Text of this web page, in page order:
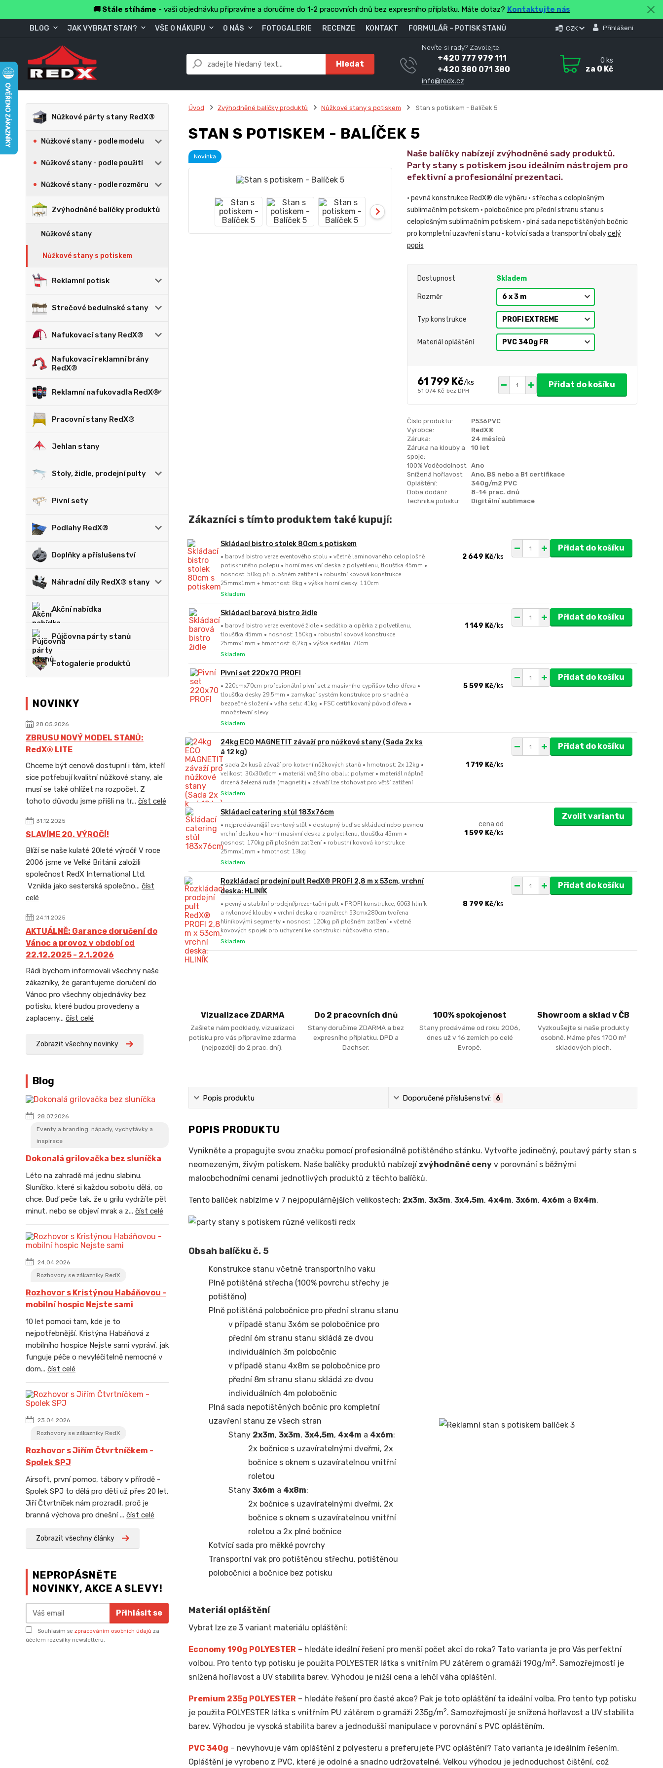
🚚 Stále stíháme - vaši objednávku připravíme a doručíme do 1-2 pracovních dnů bez expresního příplatku. Máte dotaz? Kontaktujte nás
BLOG JAK VYBRAT STAN? VŠE O NÁKUPU O NÁS FOTOGALERIE RECENZE KONTAKT FORMULÁŘ – POTISK STANŮ CZK Přihlášení
Hledat
Nevíte si rady? Zavolejte.
+420 777 979 111
+420 380 071 380
info@redx.cz
0 ks
za 0 Kč
Nůžkové párty stany RedX®
Nůžkové stany - podle modelu
Nůžkové stany - podle použití
Nůžkové stany - podle rozměru
Zvýhodněné balíčky produktů
Nůžkové stany
Nůžkové stany s potiskem
Reklamní potisk
Strečové beduínské stany
Nafukovací stany RedX®
Nafukovací reklamní brány
RedX®
Reklamní nafukovadla RedX®
Pracovní stany RedX®
Jehlan stany
Stoly, židle, prodejní pulty
Pivní sety
Podlahy RedX®
Doplňky a příslušenství
Náhradní díly RedX® stany
Akční nabídka
Půjčovna párty stanů
Fotogalerie produktů
NOVINKY
28.05.2026
ZBRUSU NOVÝ MODEL STANŮ:
RedX® LITE
Chceme být cenově dostupní i těm, kteří
sice potřebují kvalitní nůžkové stany, ale
musí se také ohlížet na rozpočet. Z
tohoto důvodu jsme přišli na tr... číst celé
31.12.2025
SLAVÍME 20. VÝROČÍ!
Blíží se naše kulaté 20leté výročí! V roce
2006 jsme ve Velké Británii založili
společnost RedX International Ltd.
Vznikla jako sesterská společno... číst
celé
24.11.2025
AKTUÁLNĚ: Garance doručení do
Vánoc a provoz v období od
22.12.2025 - 2.1.2026
Rádi bychom informovali všechny naše
zákazníky, že garantujeme doručení do
Vánoc pro všechny objednávky bez
potisku, které budou provedeny a
zaplaceny... číst celé
Zobrazit všechny novinky
Blog
28.07.2026
Eventy a branding: nápady, vychytávky a
inspirace
Dokonalá grilovačka bez sluníčka
Léto na zahradě má jednu slabinu.
Sluníčko, které si každou sobotu dělá, co
chce. Buď peče tak, že u grilu vydržíte pět
minut, nebo se objeví mrak a z... číst celé
24.04.2026
Rozhovory se zákazníky RedX
Rozhovor s Kristýnou Habáňovou -
mobilní hospic Nejste sami
10 let pomoci tam, kde je to
nejpotřebnější. Kristýna Habáňová z
mobilního hospice Nejste sami vypráví, jak
funguje péče o nevyléčitelně nemocné v
dom... číst celé
23.04.2026
Rozhovory se zákazníky RedX
Rozhovor s Jiřím Čtvrtníčkem -
Spolek SPJ
Airsoft, první pomoc, tábory v přírodě -
Spolek SPJ to dělá pro děti už přes 20 let.
Jiří Čtvrtníček nám prozradil, proč je
branná výchova pro dnešní ... číst celé
Zobrazit všechny články
NEPROPÁSNĚTE
NOVINKY, AKCE A SLEVY!
Přihlásit se
Souhlasím se zpracováním osobních údajů za
účelem rozesílky newsletteru.
Úvod Zvýhodněné balíčky produktů Nůžkové stany s potiskem Stan s potiskem - Balíček 5
STAN S POTISKEM - BALÍČEK 5
Novinka
Naše balíčky nabízejí zvýhodněné sady produktů.
Party stany s potiskem jsou ideálním nástrojem pro
efektivní a profesionální prezentaci.
• pevná konstrukce RedX® dle výběru • střecha s celoplošným
sublimačním potiskem • polobočnice pro přední stranu stanu s
celoplošným sublimačním potiskem • plná sada nepotištěných bočnic
pro kompletní uzavření stanu • kotvící sada a transportní obalycelý
popis
Dostupnost Skladem
Rozměr
Typ konstrukce
Materiál opláštění
61 799 Kč/ks
51 074 Kč bez DPH
Přidat do košíku
Číslo produktu:
P536PVC
Výrobce:
RedX®
Záruka:
24 měsíců
Záruka na klouby a
spoje:
10 let
100% Voděodolnost: Ano
Snížená hořlavost:
Ano, BS nebo a B1 certifikace
Opláštění:
340g/m2 PVC
Doba dodání:
8-14 prac. dnů
Technika potisku:
Digitální sublimace
Zákazníci s tímto produktem také kupují:
Skládací bistro stolek 80cm s potiskem
• barová bistro verze eventového stolu • včetně laminovaného celoplošně
potisknutého polepu • horní masivní deska z polyetilenu, tloušťka 45mm •
nosnost: 50kg při plošném zatížení • robustní kovová konstrukce
25mmx1mm • hmotnost: 8kg • výška horní desky: 110cm
2 649 Kč/ks
Skladem
Přidat do košíku
Skládací barová bistro židle
• barová bistro verze eventové židle • sedátko a opěrka z polyetilenu,
tloušťka 45mm • nosnost: 150kg • robustní kovová konstrukce
25mmx1mm • hmotnost: 6,2kg • výška sedáku: 70cm
1 149 Kč/ks
Skladem
Přidat do košíku
Pivní set 220x70 PROFI
• 220cmx70cm profesionální pivní set z masivního cypřišovitého dřeva •
tloušťka desky 29,5mm • zamykací systém konstrukce pro snadné a
bezpečné složení • váha setu: 41kg • FSC certifikovaný původ dřeva •
množstevní slevy
5 599 Kč/ks
Skladem
Přidat do košíku
24kg ECO MAGNETIT závaží pro nůžkové stany (Sada 2x ks
á 12 kg)
• sada 2x kusů závaží pro kotvení nůžkových stanů • hmotnost: 2x 12kg •
velikost: 30x30x6cm • materiál vnějšího obalu: polymer • materiál náplně:
drcená železná ruda (magnetit) • závaží lze stohovat pro větší zatížení
1 719 Kč/ks
Skladem
Přidat do košíku
Skládací catering stůl 183x76cm
• nejprodávanější eventový stůl • dostupný buď se skládací nebo pevnou
vrchní deskou • horní masivní deska z polyetilenu, tloušťka 45mm •
nosnost: 170kg při plošném zatížení • robustní kovová konstrukce
25mmx1mm • hmotnost: 13kg
cena od
1 599 Kč/ks
Skladem
Zvolit variantu
Rozkládací prodejní pult RedX® PROFI 2,8 m x 53cm, vrchní
deska: HLINÍK
• pevný a stabilní prodejní/prezentační pult • PROFI konstrukce, 6063 hliník
a nylonové klouby • vrchní deska o rozměrech 53cmx280cm tvořena
hliníkovými segmenty • nosnost: 120kg při plošném zatížení • včetně
kovových spojek pro uchycení ke konstrukci nůžkového stanu
8 799 Kč/ks
Skladem
Přidat do košíku
Vizualizace ZDARMA
Zašlete nám podklady, vizualizaci
potisku pro vás připravíme zdarma
(nejpozději do 2 prac. dní).
Do 2 pracovních dnů
Stany doručíme ZDARMA a bez
expresního příplatku. DPD a
Dachser.
100% spokojenost
Stany prodáváme od roku 2006,
dnes už v 16 zemích po celé
Evropě.
Showroom a sklad v ČB
Vyzkoušejte si naše produkty
osobně. Máme přes 1700 m²
skladových ploch.
Popis produktu Doporučené příslušenství: 6
POPIS PRODUKTU
Vynikněte a propagujte svou značku pomocí profesionálně potištěného stánku. Vytvořte jedinečný, poutavý párty stan s
neomezeným, živým potiskem. Naše balíčky produktů nabízejí zvýhodněné cenyv porovnání s běžnými
maloobchodními cenami jednotlivých produktů z těchto balíčků.
Tento balíček nabízíme v 7 nejpopulárnějších velikostech: 2x3m, 3x3m, 3x4,5m, 4x4m, 3x6m, 4x6m a 8x4m.
Obsah balíčku č. 5
Konstrukce stanu včetně transportního vaku
Plně potištěná střecha (100% povrchu střechy je
potištěno)
Plně potištěná polobočnice pro přední stranu stanu
v případě stanu 3x6m se polobočnice pro
přední 6m stranu stanu skládá ze dvou
individuálních 3m polobočnic
v případě stanu 4x8m se polobočnice pro
přední 8m stranu stanu skládá ze dvou
individuálních 4m polobočnic
Plná sada nepotištěných bočnic pro kompletní
uzavření stanu ze všech stran
Stany 2x3m, 3x3m, 3x4,5m, 4x4m a 4x6m:
2x bočnice s uzavíratelnými dveřmi, 2x
bočnice s oknem s uzavíratelnou vnitřní
roletou
Stany 3x6m a 4x8m:
2x bočnice s uzavíratelnými dveřmi, 2x
bočnice s oknem s uzavíratelnou vnitřní
roletou a 2x plné bočnice
Kotvící sada pro měkké povrchy
Transportní vak pro potištěnou střechu, potištěnou
polobočnici a bočnice bez potisku
Materiál opláštění
Vybrat lze ze 3 variant materiálu opláštění:
Economy 190g POLYESTER– hledáte ideální řešení pro menší počet akcí do roka? Tato varianta je pro Vás perfektní
volbou. Pro tento typ potisku je použita POLYESTER látka s vnitřním PU zátěrem o gramáži 190g/m2. Samozřejmostí je
snížená hořlavost a UV stabilita barev. Výhodou je nižší cena a lehčí váha opláštění.
Premium 235g POLYESTER– hledáte řešení pro časté akce? Pak je toto opláštění ta ideální volba. Pro tento typ potisku
je použita POLYESTER látka s vnitřním PU zátěrem o gramáži 235g/m2. Samozřejmostí je snížená hořlavost a UV stabilita
barev. Výhodou je vysoká stabilita barev a jednodušší manipulace v porovnání s PVC opláštěním.
PVC 340g – nevyhovuje vám opláštění z polyesteru a preferujete PVC opláštění? Tato varianta je ideálním řešením.
Opláštění je vyrobeno z PVC, které je odolné a snadno udržovatelné. Velkou výhodou je jednoduchost čištění, což